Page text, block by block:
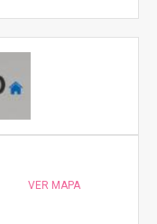
VER MAPA